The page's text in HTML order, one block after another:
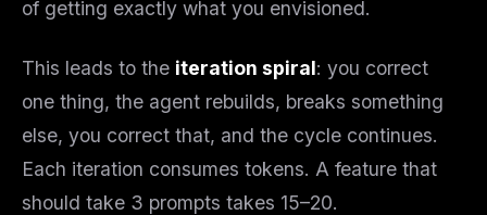
of getting exactly what you envisioned.
This leads to the iteration spiral: you correct
one thing, the agent rebuilds, breaks something
else, you correct that, and the cycle continues.
Each iteration consumes tokens. A feature that
should take 3 prompts takes 15–20.